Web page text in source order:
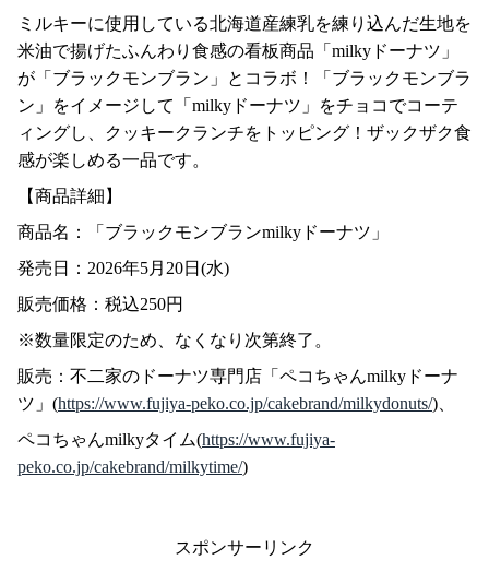
ミルキーに使用している北海道産練乳を練り込んだ生地を
米油で揚げたふんわり食感の看板商品「milkyドーナツ」
が「ブラックモンブラン」とコラボ！「ブラックモンブラ
ン」をイメージして「milkyドーナツ」をチョコでコーテ
ィングし、クッキークランチをトッピング！ザックザク食
感が楽しめる一品です。
【商品詳細】
商品名：「ブラックモンブランmilkyドーナツ」
発売日：2026年5月20日(水)
販売価格：税込250円
※数量限定のため、なくなり次第終了。
販売：不二家のドーナツ専門店「ペコちゃんmilkyドーナ
ツ」(https://www.fujiya-peko.co.jp/cakebrand/milkydonuts/)、
ペコちゃんmilkyタイム(https://www.fujiya-
peko.co.jp/cakebrand/milkytime/)
スポンサーリンク